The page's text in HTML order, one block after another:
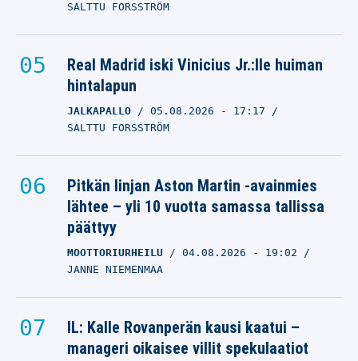
SALTTU FORSSTRÖM
Real Madrid iski Vinicius Jr.:lle huiman
hintalapun
JALKAPALLO 05.08.2026 - 17:17
SALTTU FORSSTRÖM
Pitkän linjan Aston Martin -avainmies
lähtee – yli 10 vuotta samassa tallissa
päättyy
MOOTTORIURHEILU 04.08.2026 - 19:02
JANNE NIEMENMAA
IL: Kalle Rovanperän kausi kaatui –
manageri oikaisee villit spekulaatiot